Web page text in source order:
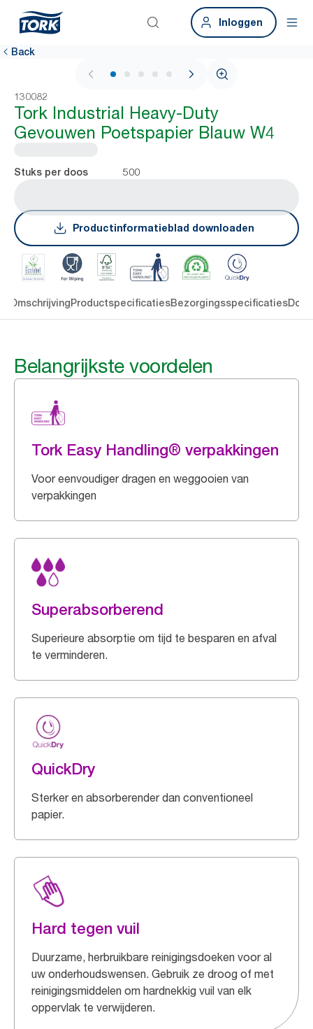
Inloggen
Back
1 / 5
130082
Tork Industrial Heavy-Duty
Gevouwen Poetspapier Blauw W4
Stuks per doos 500
Productinformatieblad downloaden
OmschrijvingProductspecificatiesBezorgingsspecificaties
Belangrijkste voordelen
Tork Easy Handling® verpakkingen
Voor eenvoudiger dragen en weggooien van
verpakkingen
Superabsorberend
Superieure absorptie om tijd te besparen en afval
te verminderen.
QuickDry
Sterker en absorberender dan conventioneel
papier.
Hard tegen vuil
Duurzame, herbruikbare reinigingsdoeken voor al
uw onderhoudswensen. Gebruik ze droog of met
reinigingsmiddelen om hardnekkig vuil van elk
oppervlak te verwijderen.